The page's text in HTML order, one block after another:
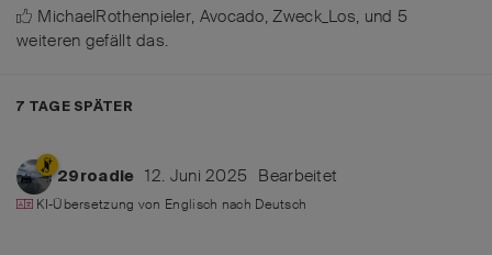
MichaelRothenpieler, Avocado,Zweck_Los, und 5
weiteren gefällt das.
7 TAGESPÄTER
29roadie 12. Juni 2025 Bearbeitet
KI-Übersetzung von Englisch nach Deutsch